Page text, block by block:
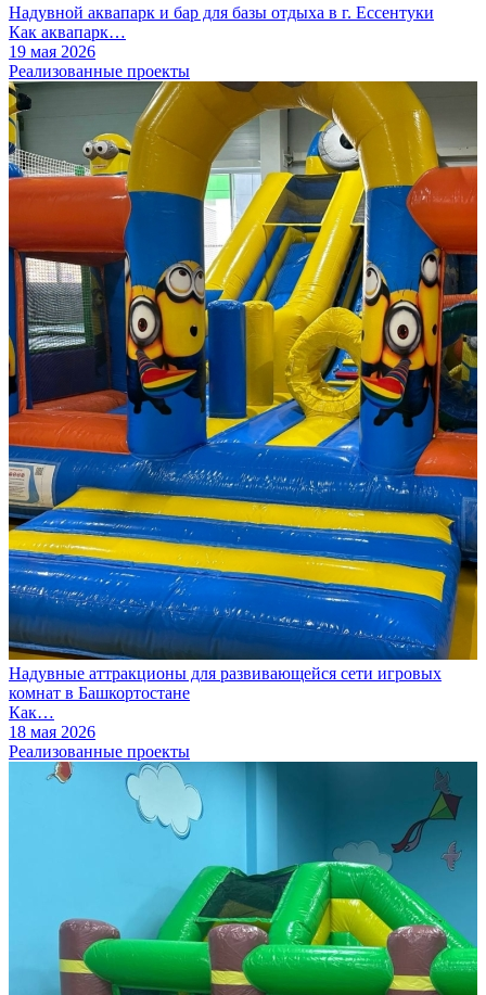
Надувной аквапарк и бар для базы отдыха в г. Ессентуки
Как аквапарк…
19 мая 2026
Реализованные проекты
Надувные аттракционы для развивающейся сети игровых
комнат в Башкортостане
Как…
18 мая 2026
Реализованные проекты